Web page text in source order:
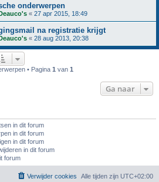
onderwerpen
« 27 apr 2015, 18:49
na registratie krijgt
« 28 aug 2013, 20:38
• Pagina 1 van 1
Ga naar
in dit forum
in dit forum
in dit forum
in dit forum
forum
Alle tijden zijn UTC+02:00
Verwijder cookies